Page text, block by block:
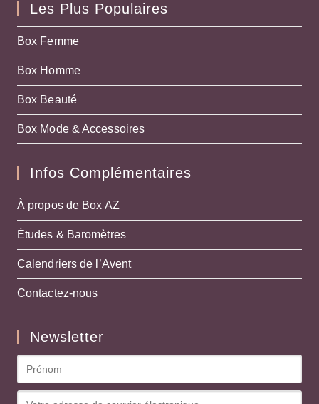
Les Plus Populaires
Box Femme
Box Homme
Box Beauté
Box Mode & Accessoires
Infos Complémentaires
À propos de Box AZ
Études & Baromètres
Calendriers de l’Avent
Contactez-nous
Newsletter